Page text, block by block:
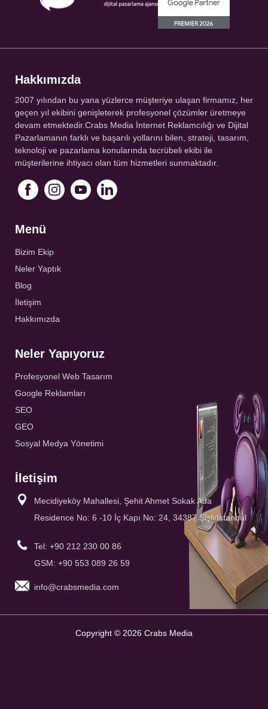
Hakkımızda
2007 yılından bu yana yüzlerce müşteriye ulaşan firmamız, her
geçen yıl ekibini genişleterek profesyonel çözümler üretmeye
devam etmektedir.Crabs Media İnternet Reklamcılığı ve Dijital
Pazarlamanın farklı ve başarılı yollarını bilen, strateji, tasarım,
teknoloji ve pazarlama konularında tecrübeli ekibi ile
müşterilerine ihtiyacı olan tüm hizmetleri sunmaktadır.
Menü
Bizim Ekip
Neler Yaptık
Blog
İletişim
Hakkımızda
Neler Yapıyoruz
Profesyonel Web Tasarım
Google Reklamları
SEO
GEO
Sosyal Medya Yönetimi
İletişim
Mecidiyeköy Mahallesi, Şehit Ahmet Sokak Ada
Residence No: 6 -10 İç Kapı No: 24, 34387 Şişli/İstanbul
Tel: +90 212 230 00 86
GSM: +90 553 089 26 59
info@crabsmedia.com
Copyright © 2026 Crabs Media